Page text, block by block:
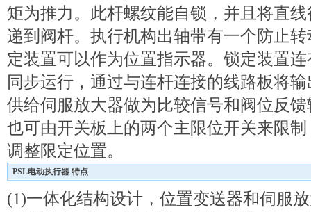
矩为推力。此杆螺纹能自锁，并且将直
递到阀杆。执行机构出轴带有一个防止
定装置可以作为位置指示器。锁定装置
同步运行，通过与连杆连接的线路板将
供给伺服放大器做为比较信号和阀位反
也可由开关板上的两个主限位开关来限
调整限定位置。
PSL电动执行器 特点
(1)一体化结构设计，位置变送器和伺服